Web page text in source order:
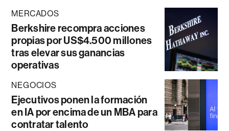
MERCADOS
Berkshire recompra acciones
propias por US$4.500 millones
tras elevar sus ganancias
operativas
NEGOCIOS
Ejecutivos ponen la formación
en IA por encima de un MBA para
contratar talento